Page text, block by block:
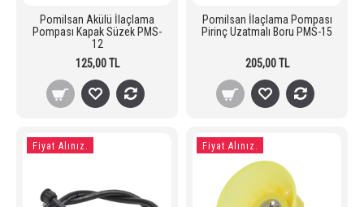
Pomilsan Akülü İlaçlama
Pompası Kapak Süzek PMS-
12
125,00 TL
Pomilsan İlaçlama Pompası
Pirinç Uzatmalı Boru PMS-15
205,00 TL
Fiyat Alınız. Fiyat Alınız.